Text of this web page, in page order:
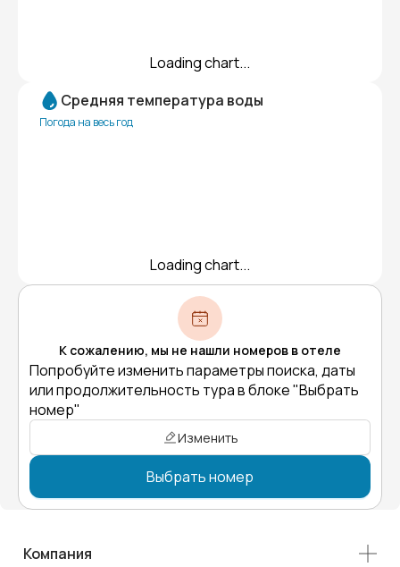
Loading chart...
Средняя температура воды
Погода на весь год
Loading chart...
К сожалению, мы не нашли номеров в отеле
Попробуйте изменить параметры поиска, даты
или продолжительность тура в блоке "Выбрать
номер"
Изменить
Выбрать номер
Компания